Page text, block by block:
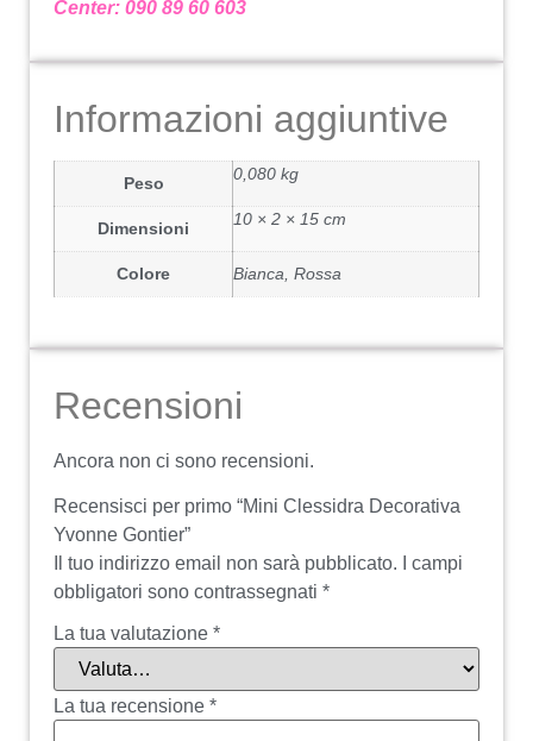
Center: 090 89 60 603
Informazioni aggiuntive
Peso 0,080 kg
Dimensioni 10 × 2 × 15 cm
Colore Bianca, Rossa
Recensioni
Ancora non ci sono recensioni.
Recensisci per primo “Mini Clessidra Decorativa
Yvonne Gontier”
Il tuo indirizzo email non sarà pubblicato.
I campi
obbligatori sono contrassegnati *
La tua valutazione *
La tua recensione *